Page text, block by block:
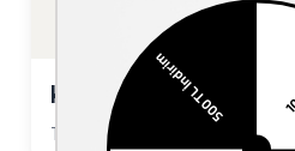
Kargo Bedava
Tüm siparişlerde kargo ücretsiz!